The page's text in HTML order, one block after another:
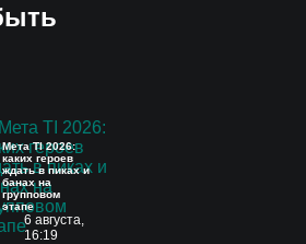
Мета TI 2026:
каких героев
ждать в пиках и
банах на
групповом
этапе
6 августа,
16:19